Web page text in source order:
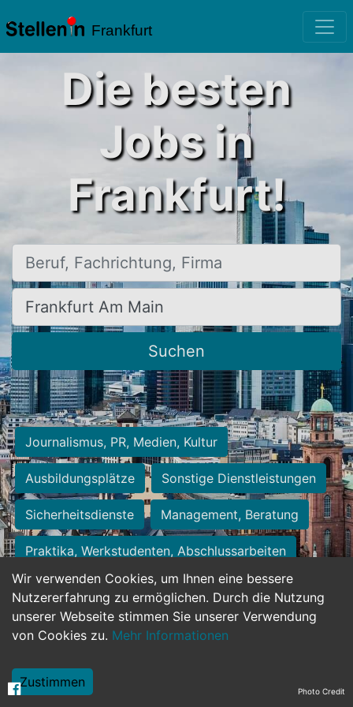
Frankfurt
Wir verwenden Cookies, um Ihnen eine bessere
Nutzererfahrung zu ermöglichen. Durch die Nutzung
unserer Webseite stimmen Sie unserer Verwendung
von Cookies zu. Mehr Informationen
Zustimmen
Die besten
Jobs in
Frankfurt!
Beruf, Fachrichtung, Firma
Ort, Stadt
Suchen
Journalismus, PR, Medien, Kultur
Ausbildungsplätze Sonstige Dienstleistungen
Sicherheitsdienste Management, Beratung
Praktika, Werkstudenten, Abschlussarbeiten
Personalwesen Assistenz, Sekretariat
Hilfskräfte, Aushilfs- und Nebenjobs
Weiterbildung, Studium, duale Ausbildung Photo Credit